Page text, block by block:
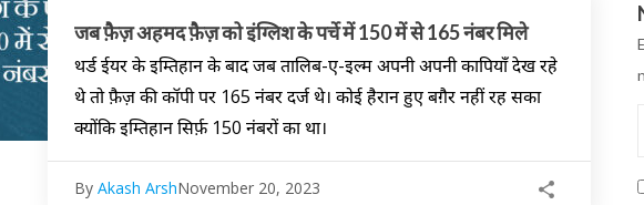
जब फ़ैज़ अहमद फ़ैज़ को इंग्लिश के पर्चे में 150 में से 165 नंबर मिले
थर्ड ईयर के इम्तिहान के बाद जब तालिब-ए-इल्म अपनी अपनी कापियाँ देख रहे
थे तो फ़ैज़ की कॉपी पर 165 नंबर दर्ज थे। कोई हैरान हुए बग़ैर नहीं रह सका
क्योंकि इम्तिहान सिर्फ़ 150 नंबरों का था।
By Akash ArshNovember 20, 2023